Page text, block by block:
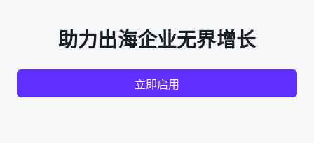
助力出海企业无界增长
立即启用